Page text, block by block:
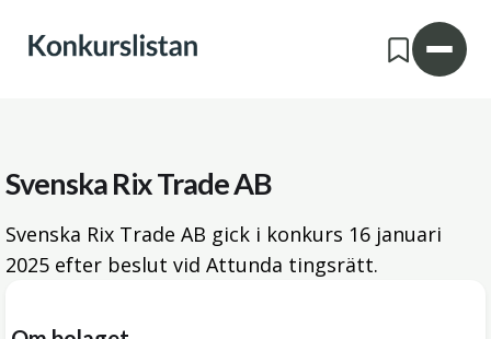
Svenska Rix Trade AB
Svenska Rix Trade AB gick i konkurs 16 januari
2025 efter beslut vid Attunda tingsrätt.